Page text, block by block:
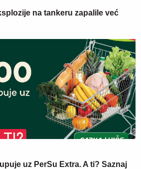
na tankeru zapalile već
uz PerSu Extra. A ti? Saznaj